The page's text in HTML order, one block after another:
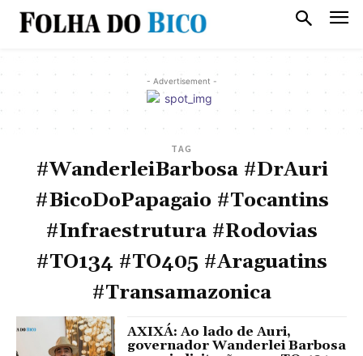
- Advertisement -
TAG
#WanderleiBarbosa #DrAuri
#BicoDoPapagaio #Tocantins
#Infraestrutura #Rodovias
#TO134 #TO405 #Araguatins
#Transamazonica
AXIXÁ: Ao lado de Auri,
governador Wanderlei Barbosa